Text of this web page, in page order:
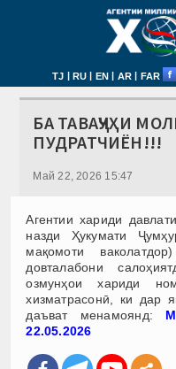
TJ | RU | EN | AR | FAR
БА ТАВАҶҶУҲИ
ПУДРАТЧИЁН!!!
Май 22, 2026 15:47
Агентии хариди
назди Ҳукумати
мақомоти
довталабони
озмунҳои хариди
хизматрасонӣ, ки дар
даъват менамоянд:
22.05.2026